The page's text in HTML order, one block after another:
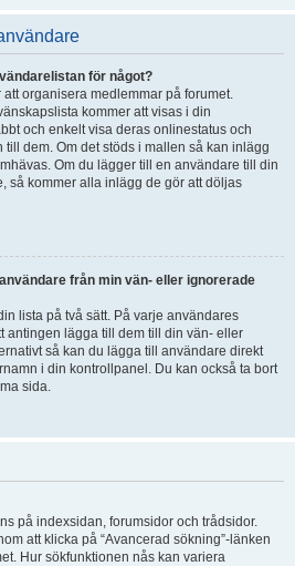
för något?
organisera medlemmar på forumet.
kommer att visas i din
och enkelt visa deras onlinestatus och
dem. Om det stöds i mallen så kan inlägg
Om du lägger till en användare till din
så kommer alla inlägg de gör att döljas
från min vän- eller ignorerade
lista på två sätt. På varje användares
antingen lägga till dem till din vän- eller
så kan du lägga till användare direkt
i din kontrollpanel. Du kan också ta bort
sida.
på indexsidan, forumsidor och trådsidor.
att klicka på “Avancerad sökning”-länken
Hur sökfunktionen nås kan variera